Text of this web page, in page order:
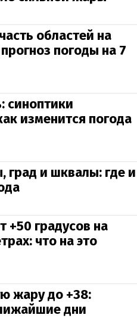
областей на
погоды на 7
синоптики
изменится погода
град и шквалы: где и
градусов на
что на это
жару до +38:
дни